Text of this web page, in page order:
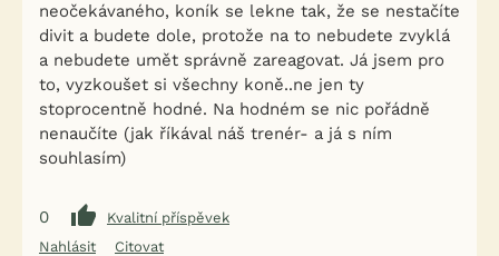
neočekávaného, koník se lekne tak, že se nestačíte
divit a budete dole, protože na to nebudete zvyklá
a nebudete umět správně zareagovat. Já jsem pro
to, vyzkoušet si všechny koně..ne jen ty
stoprocentně hodné. Na hodném se nic pořádně
nenaučíte (jak říkával náš trenér- a já s ním
souhlasím)
0
Kvalitní příspěvek
Nahlásit
Citovat